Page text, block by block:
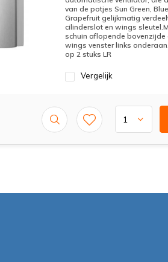
van de potjes Sun Green,
Grapefruit gelijkmatig
cilinderslot en wings
schuin aflopende bovenzijde
wings venster links
op 2 stuks LR
Vergelijk